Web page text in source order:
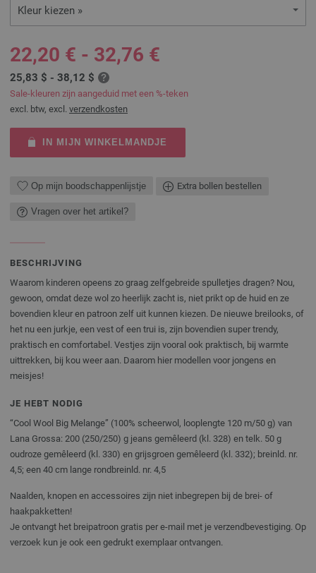
Kleur kiezen »
22,20 € - 32,76 €
25,83 $ - 38,12 $
Sale-kleuren zijn aangeduid met een %-teken
excl. btw, excl. verzendkosten
IN MIJN WINKELMANDJE
Op mijn boodschappenlijstje Extra bollen bestellen
Vragen over het artikel?
BESCHRIJVING
Waarom kinderen opeens zo graag zelfgebreide spulletjes dragen? Nou,
gewoon, omdat deze wol zo heerlijk zacht is, niet prikt op de huid en ze
bovendien kleur en patroon zelf uit kunnen kiezen. De nieuwe breilooks, of
het nu een jurkje, een vest of een trui is, zijn bovendien super trendy,
praktisch en comfortabel. Vestjes zijn vooral ook praktisch, bij warmte
uittrekken, bij kou weer aan. Daarom hier modellen voor jongens en
meisjes!
JE HEBT NODIG
“Cool Wool Big Melange” (100% scheerwol, looplengte 120 m/50 g) van
Lana Grossa: 200 (250/250) g jeans gemêleerd (kl. 328) en telk. 50 g
oudroze gemêleerd (kl. 330) en grijsgroen gemêleerd (kl. 332); breinld. nr.
4,5; een 40 cm lange rondbreinld. nr. 4,5
Naalden, knopen en accessoires zijn niet inbegrepen bij de brei- of
haakpakketten!
Je ontvangt het breipatroon gratis per e-mail met je verzendbevestiging. Op
verzoek kun je ook een gedrukt exemplaar ontvangen.